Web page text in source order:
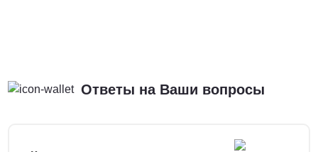
Ответы на Ваши вопросы